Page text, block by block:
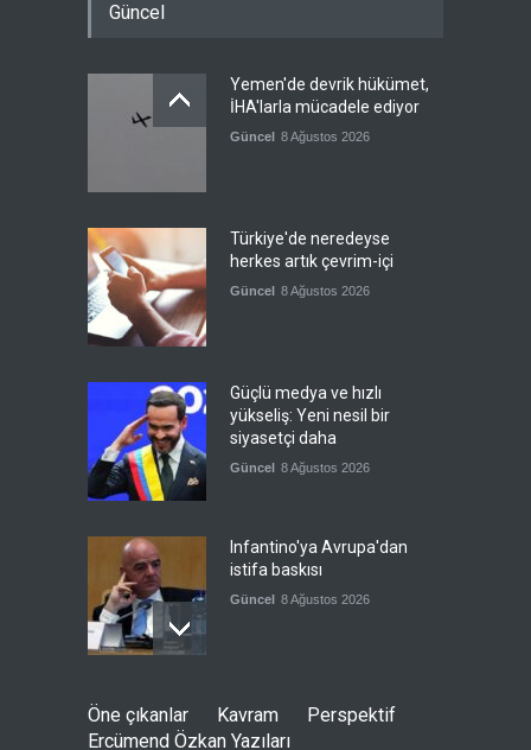
Güncel
Yemen'de devrik hükümet,
İHA'larla mücadele ediyor
Güncel 8 Ağustos 2026
Türkiye'de neredeyse
herkes artık çevrim-içi
Güncel 8 Ağustos 2026
Güçlü medya ve hızlı
yükseliş: Yeni nesil bir
siyasetçi daha
Güncel 8 Ağustos 2026
Infantino'ya Avrupa'dan
istifa baskısı
Güncel 8 Ağustos 2026
Kolombiya, solcu Petro'nun
yerine aşırı sağcı Espriella'yı
Öne çıkanlar Kavram
Perspektif
Ercümend Özkan Yazıları